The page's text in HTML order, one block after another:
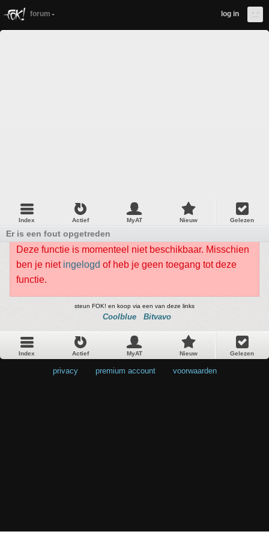
forum log in
Index Actief MyAT Nieuw Gelezen
Er is een fout opgetreden
Deze functie is momenteel niet beschikbaar. Misschien
ben je niet ingelogd of heb je geen toegang tot deze
functie.
steun FOK! en koop via een van deze links
Coolblue Bitvavo
Index Actief MyAT Nieuw Gelezen
privacy premium account voorwaarden